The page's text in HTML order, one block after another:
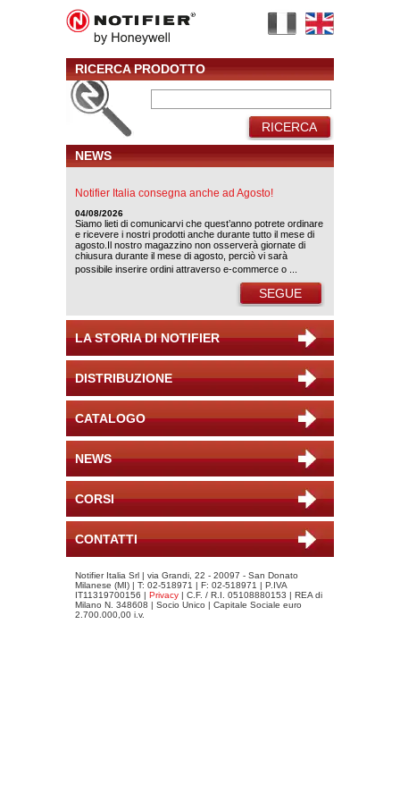
RICERCA PRODOTTO
RICERCA
NEWS
Notifier Italia consegna anche ad Agosto!
04/08/2026
Siamo lieti di comunicarvi che quest’anno potrete ordinare
e ricevere i nostri prodotti anche durante tutto il mese di
agosto.Il nostro magazzino non osserverà giornate di
chiusura durante il mese di agosto, perciò vi sarà
possibile inserire ordini attraverso e-commerce o ...
SEGUE
LA STORIA DI NOTIFIER
DISTRIBUZIONE
CATALOGO
NEWS
CORSI
CONTATTI
Notifier Italia Srl | via Grandi, 22 - 20097 - San Donato
Milanese (MI) | T: 02-518971 | F: 02-518971 | P.IVA
IT11319700156 | Privacy | C.F. / R.I. 05108880153 | REA di
Milano N. 348608 | Socio Unico | Capitale Sociale euro
2.700.000,00 i.v.